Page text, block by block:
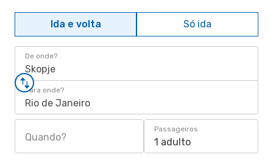
Ida e volta Só ida
De onde?
Skopje
Para onde?
Rio de Janeiro
Quando?
Passageiros
1 adulto